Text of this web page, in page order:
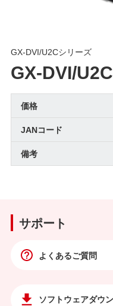
GX-DVI/U2Cシリーズ
GX-DVI/U2C
価格
JANコード
備考
サポート
よくあるご質問
ソフトウェアダウ